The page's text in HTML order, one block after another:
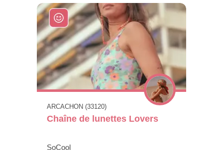
ARCACHON (33120)
Chaîne de lunettes Lovers
SoCool